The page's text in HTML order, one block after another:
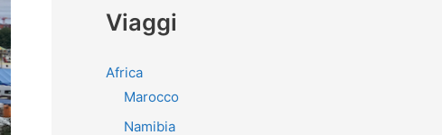
r
a
Viaggi
Africa
Marocco
Namibia